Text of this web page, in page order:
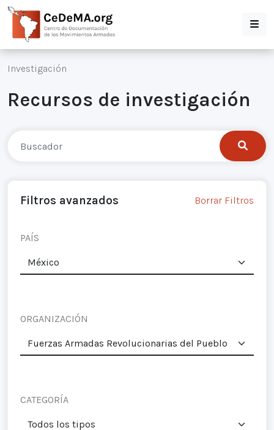
Investigación
Recursos de investigación
Filtros avanzados Borrar Filtros
PAÍS
ORGANIZACIÓN
CATEGORÍA